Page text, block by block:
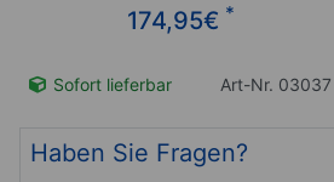
174,95€ *
Sofort lieferbar Art-Nr. 03037
Haben Sie Fragen?